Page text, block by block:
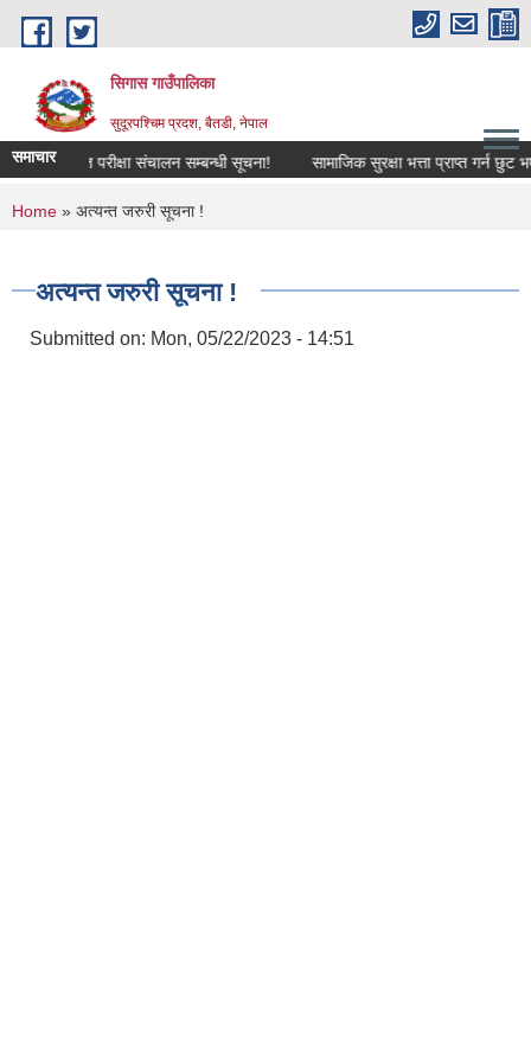
Skip to main content
सिगास गाउँपालिका
सुदूरपश्चिम प्रदश, बैतडी, नेपाल
समाचार
सूची र लिखित परीक्षा संचालन सम्बन्धी सूचना! सामाजिक सुरक्षा भत्ता प्राप्त गर्न छुट
You are here
Home » अत्यन्त जरुरी सूचना !
अत्यन्त जरुरी सूचना !
Submitted on: Mon, 05/22/2023 - 14:51